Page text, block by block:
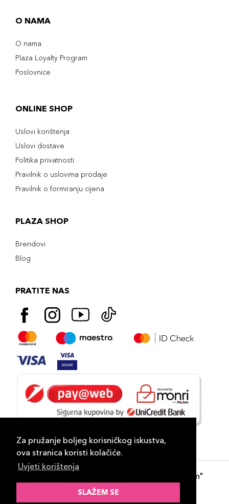
Za pružanje boljeg korisničkog iskustva,
ova stranica koristi kolačiće.
Uvjeti korištenja
SLAŽEM SE
O NAMA
O nama
Plaza Loyalty Program
Poslovnice
ONLINE SHOP
Uslovi korištenja
Uslovi dostave
Politika privatnosti
Pravilnik o uslovima prodaje
Pravilnik o formiranju cijena
PLAZA SHOP
Brendovi
Blog
PRATITE NAS
- "DP Lux Distribution"
d.o.o. Banja Luka
ID-S Consulting d.o.o. Sarajevo